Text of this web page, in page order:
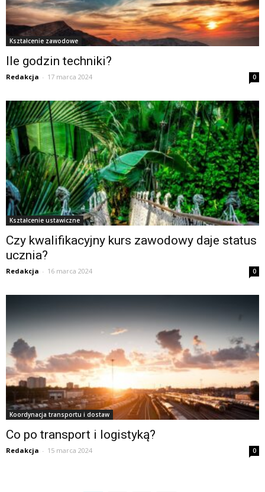
Kształcenie zawodowe
Ile godzin techniki?
Redakcja - 17 marca 2024 0
Kształcenie ustawiczne
Czy kwalifikacyjny kurs zawodowy daje status
ucznia?
Redakcja - 16 marca 2024 0
Koordynacja transportu i dostaw
Co po transport i logistyką?
Redakcja - 15 marca 2024 0